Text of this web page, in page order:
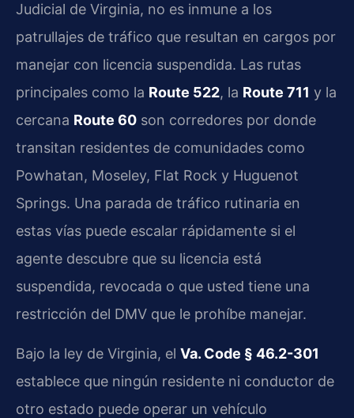
Judicial de Virginia, no es inmune a los
patrullajes de tráfico que resultan en cargos por
manejar con licencia suspendida. Las rutas
principales como la Route 522, la Route 711 y la
cercana Route 60 son corredores por donde
transitan residentes de comunidades como
Powhatan, Moseley, Flat Rock y Huguenot
Springs. Una parada de tráfico rutinaria en
estas vías puede escalar rápidamente si el
agente descubre que su licencia está
suspendida, revocada o que usted tiene una
restricción del DMV que le prohíbe manejar.
Bajo la ley de Virginia, el Va. Code § 46.2-301
establece que ningún residente ni conductor de
otro estado puede operar un vehículo